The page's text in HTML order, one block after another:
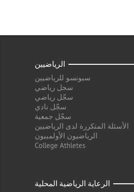
الرياضيين
سبونسو للرياضيين
سجل رياضي
سجّل رياضي
سجّل نادي
سجّل جمعية
الأسئلة المتكررة لدى الرياضيين
الرياضيون الأولمبيون
College Athletes
الرعاية الرياضية المحلية